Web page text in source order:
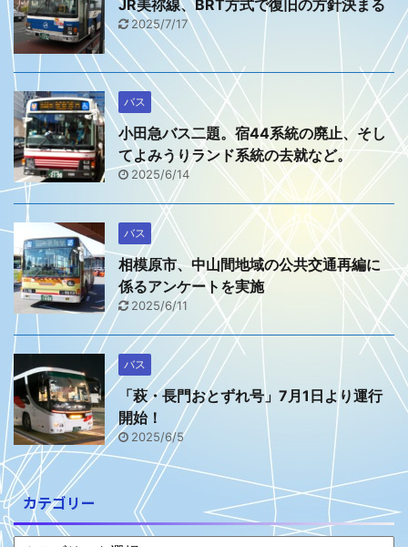
JR美祢線、BRT方式で復旧の方針決まる
2025/7/17
バス
小田急バス二題。宿44系統の廃止、そし
てよみうりランド系統の去就など。
2025/6/14
バス
相模原市、中山間地域の公共交通再編に
係るアンケートを実施
2025/6/11
バス
「萩・長門おとずれ号」7月1日より運行
開始！
2025/6/5
カテゴリー